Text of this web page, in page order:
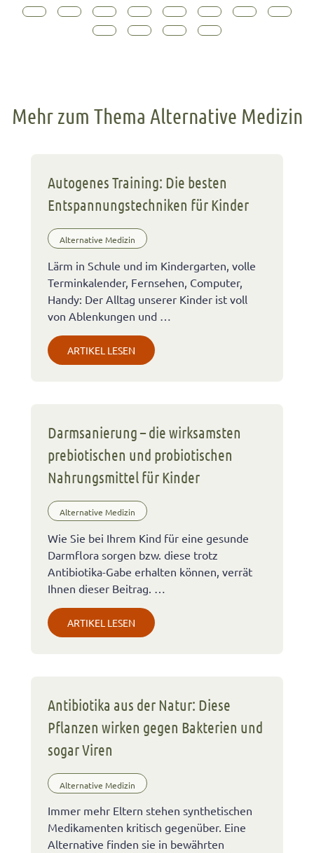
Mehr zum Thema Alternative Medizin
Autogenes Training: Die besten
Entspannungstechniken für Kinder
Alternative Medizin
Lärm in Schule und im Kindergarten, volle
Terminkalender, Fernsehen, Computer,
Handy: Der Alltag unserer Kinder ist voll
von Ablenkungen und …
ARTIKEL LESEN
Darmsanierung – die wirksamsten
prebiotischen und probiotischen
Nahrungsmittel für Kinder
Alternative Medizin
Wie Sie bei Ihrem Kind für eine gesunde
Darmflora sorgen bzw. diese trotz
Antibiotika-Gabe erhalten können, verrät
Ihnen dieser Beitrag. …
ARTIKEL LESEN
Antibiotika aus der Natur: Diese
Pflanzen wirken gegen Bakterien und
sogar Viren
Alternative Medizin
Immer mehr Eltern stehen synthetischen
Medikamenten kritisch gegenüber. Eine
Alternative finden sie in bewährten